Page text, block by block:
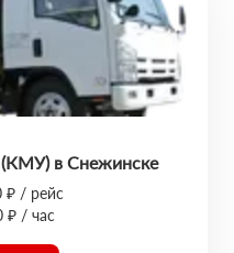
в Снежинске
₽ / рейс
₽ / час